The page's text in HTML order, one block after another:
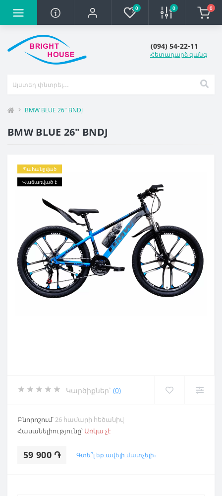
0 0 0
(094) 54-22-11
Հետադարձ զանգ
BMW BLUE 26" BNDJ
BMW BLUE 26" BNDJ
Պահանջված
Վաճառված է
Կարծիքներ՝ (0)
Բնորոշում՝26 համարի հեծանիվ
Հասանելիությունը՝ Առկա չէ
59 900 ֏ Գտե՞լ եք ավելի մատչելի։